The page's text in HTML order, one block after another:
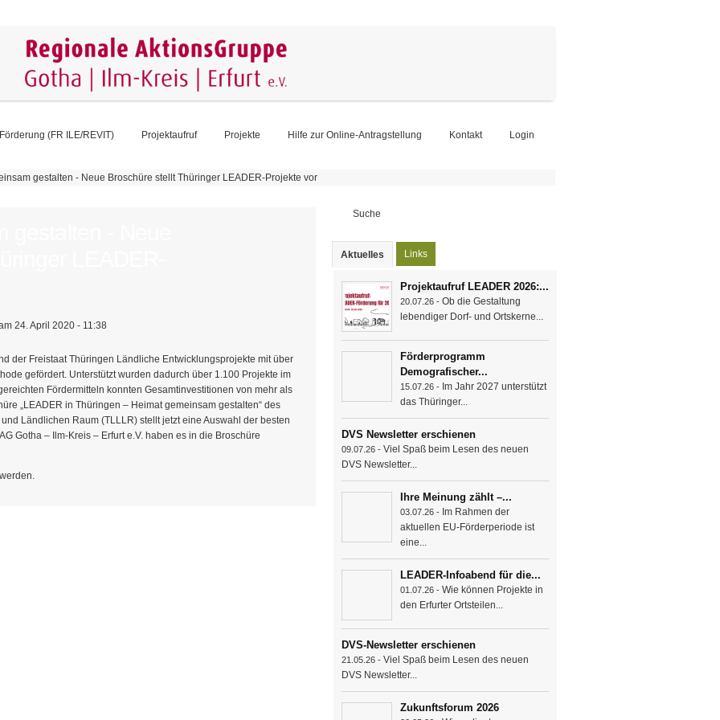
Förderung (FR ILE/REVIT) Projektaufruf Projekte Hilfe zur Online-Antragstellung Kontakt Login
gestalten - Neue Broschüre stellt Thüringer LEADER-Projekte vor
Suchformular
Aktuelles (aktiver Reiter)
Links
Projektaufruf LEADER 2026:...
20.07.26 - Ob die Gestaltung
lebendiger Dorf- und Ortskerne...
Förderprogramm
Demografischer...
15.07.26 - Im Jahr 2027 unterstützt
das Thüringer...
DVS Newsletter erschienen
09.07.26 - Viel Spaß beim Lesen des neuen
DVS Newsletter...
Ihre Meinung zählt –...
03.07.26 - Im Rahmen der
aktuellen EU-Förderperiode ist
eine...
LEADER-Infoabend für die...
01.07.26 - Wie können Projekte in
den Erfurter Ortsteilen...
DVS-Newsletter erschienen
21.05.26 - Viel Spaß beim Lesen des neuen
DVS Newsletter...
Zukunftsforum 2026
24. April 2020 - 11:38
der Freistaat Thüringen Ländliche Entwicklungsprojekte mit über
gefördert. Unterstützt wurden dadurch über 1.100 Projekte im
Fördermitteln konnten Gesamtinvestitionen von mehr als
„LEADER in Thüringen – Heimat gemeinsam gestalten“ des
Ländlichen Raum (TLLLR) stellt jetzt eine Auswahl der besten
Gotha – Ilm-Kreis – Erfurt e.V. haben es in die Broschüre